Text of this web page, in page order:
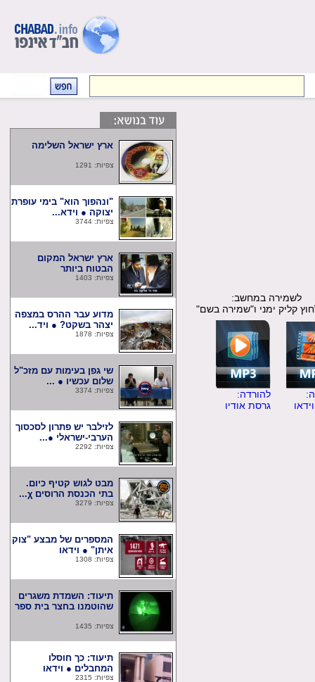
במחשב:
קליק ימני ו"שמירה בשם"
להורדה:
גרסת אודיו
ארץ ישראל השלימה
צפיות: 1291
"ונהפוך הוא" בימי עופרת
יצוקה ● וידא...
צפיות: 3744
ארץ ישראל המקום
הבטוח ביותר
צפיות: 1403
מדוע עבר ההרס במצפה
יצהר בשקט? ● ויד...
צפיות: 1878
שי גפן בעימות עם מזכ"ל
שלום עכשיו ● ...
צפיות: 3374
לזילבר יש פתרון לסכסוך
הערבי-ישראלי ●...
צפיות: 2292
מבט לגוש קטיף כיום.
בתי הכנסת הרוסים χ...
צפיות: 3279
המספרים של מבצע "צוק
איתן" ● וידאו
צפיות: 1308
תיעוד: השמדת משגרים
שהוטמנו בחצר בית ספר
צפיות: 1435
תיעוד: כך חוסלו
המחבלים ● וידאו
צפיות: 2315